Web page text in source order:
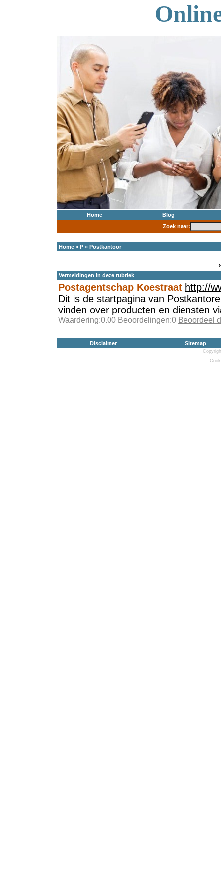
Home
Blog
Zoek naar:
Home » P » Postkantoor
Vermeldingen in deze rubriek
Postagentschap Koestraat http://
Dit is de startpagina van
vinden over producten en diensten
Waardering:0.00 Beoordelingen:0 Beoordeel
Disclaimer Sitemap